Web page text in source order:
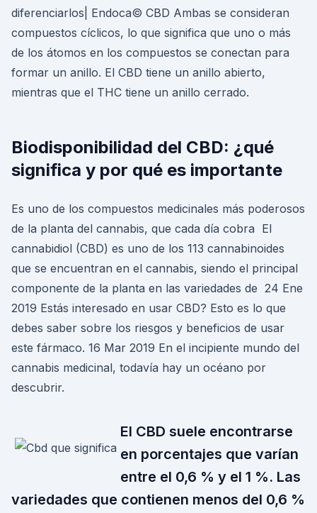
diferenciarlos| Endoca© CBD Ambas se consideran
compuestos cíclicos, lo que significa que uno o más
de los átomos en los compuestos se conectan para
formar un anillo. El CBD tiene un anillo abierto,
mientras que el THC tiene un anillo cerrado.
Biodisponibilidad del CBD: ¿qué
significa y por qué es importante
Es uno de los compuestos medicinales más poderosos
de la planta del cannabis, que cada día cobra El
cannabidiol (CBD) es uno de los 113 cannabinoides
que se encuentran en el cannabis, siendo el principal
componente de la planta en las variedades de 24 Ene
2019 Estás interesado en usar CBD? Esto es lo que
debes saber sobre los riesgos y beneficios de usar
este fármaco. 16 Mar 2019 En el incipiente mundo del
cannabis medicinal, todavía hay un océano por
descubrir.
El CBD suele encontrarse
en porcentajes que varían
entre el 0,6 % y el 1 %. Las
variedades que contienen menos del 0,6 %